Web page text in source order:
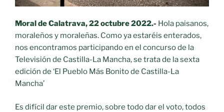
Moral de Calatrava, 22 octubre 2022.- Hola paisanos,
moraleños y moraleñas. Como ya estaréis enterados,
nos encontramos participando en el concurso de la
Televisión de Castilla-La Mancha, se trata de la sexta
edición de ‘El Pueblo Más Bonito de Castilla-La
Mancha’
Es difícil dar este premio, sobre todo dar el voto, todos